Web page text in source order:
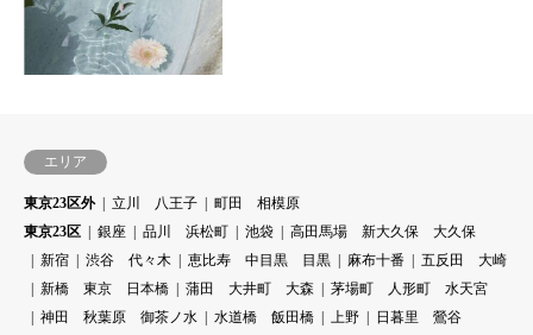
エリア
東京23区外 立川 八王子
町田 相模原
東京23区
銀座 品川 浜松町 池袋
高田馬場 新大久保 大久保
新宿
渋谷 代々木 恵比寿 中目黒 目黒 麻布十番
五反田 大崎
新橋 東京 日本橋
蒲田 大井町 大森
茅場町 人形町 水天宮
神田 秋葉原 御茶ノ水
水道橋 飯田橋 上野
日暮里 鶯谷